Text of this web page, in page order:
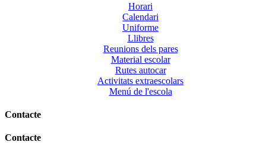
Horari
Calendari
Uniforme
Llibres
Reunions dels pares
Material escolar
Rutes autocar
Activitats extraescolars
Menú de l'escola
Contacte
Contacte